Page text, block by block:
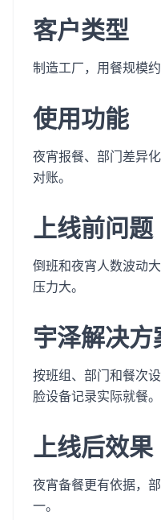
客户类型
制造工厂，用餐规模
使用功能
夜宵报餐、部门差异
对账。
上线前问题
倒班和夜宵人数波动
压力大。
宇泽解决方
按班组、部门和餐次
脸设备记录实际就餐。
上线后效果
夜宵备餐更有依据，
一。